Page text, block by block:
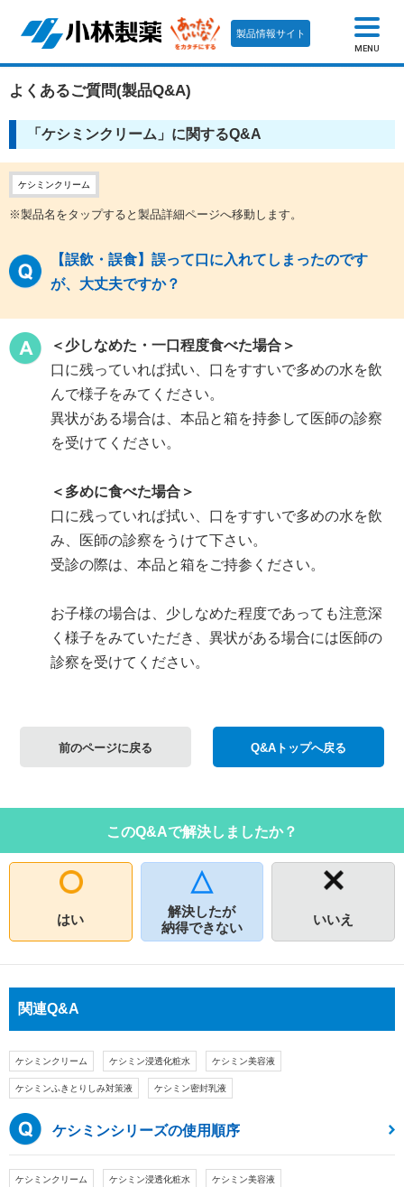
製品情報サイト
MENU
よくあるご質問(製品Q&A)
「ケシミンクリーム」に関するQ&A
ケシミンクリーム
※製品名をタップすると製品詳細ページへ移動します。
【誤飲・誤食】誤って口に入れてしまったのです
が、大丈夫ですか？
＜少しなめた・一口程度食べた場合＞
口に残っていれば拭い、口をすすいで多めの水を飲
んで様子をみてください。
異状がある場合は、本品と箱を持参して医師の診察
を受けてください。
＜多めに食べた場合＞
口に残っていれば拭い、口をすすいで多めの水を飲
み、医師の診察をうけて下さい。
受診の際は、本品と箱をご持参ください。
お子様の場合は、少しなめた程度であっても注意深
く様子をみていただき、異状がある場合には医師の
診察を受けてください。
前のページに戻る Q&Aトップへ戻る
このQ&Aで解決しましたか？
はい
解決したが
納得できない
いいえ
関連Q&A
ケシミンクリーム ケシミン浸透化粧水 ケシミン美容液
ケシミンふきとりしみ対策液 ケシミン密封乳液
ケシミンシリーズの使用順序
ケシミンクリーム ケシミン浸透化粧水 ケシミン美容液